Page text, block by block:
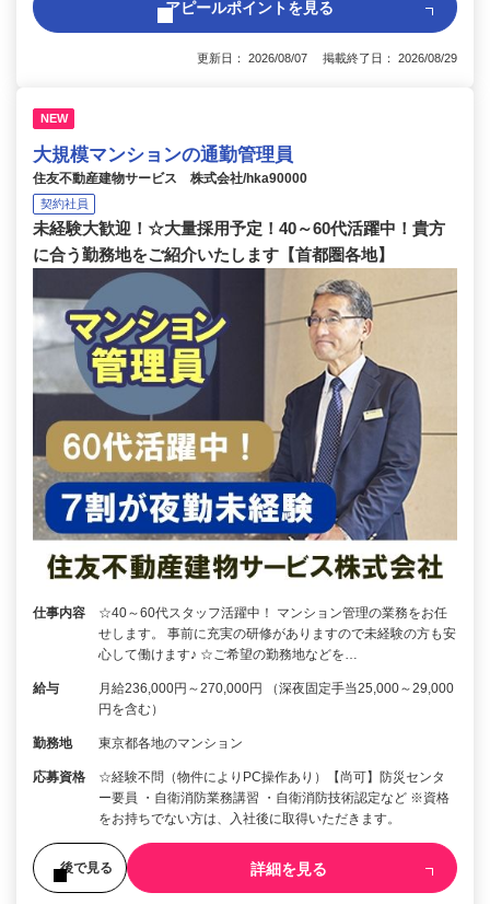
アピールポイントを見る
更新日： 2026/08/07 掲載終了日： 2026/08/29
NEW
大規模マンションの通勤管理員
住友不動産建物サービス 株式会社/hka90000
契約社員
未経験大歓迎！☆大量採用予定！40～60代活躍中！貴方
に合う勤務地をご紹介いたします【首都圏各地】
仕事内容
☆40～60代スタッフ活躍中！ マンション管理の業務をお任
せします。 事前に充実の研修がありますので未経験の方も安
心して働けます♪ ☆ご希望の勤務地などを…
給与
月給236,000円～270,000円 （深夜固定手当25,000～29,000
円を含む）
勤務地 東京都各地のマンション
応募資格
☆経験不問（物件によりPC操作あり）【尚可】防災センタ
ー要員 ・自衛消防業務講習 ・自衛消防技術認定など ※資格
をお持ちでない方は、入社後に取得いただきます。
後で見る 詳細を見る